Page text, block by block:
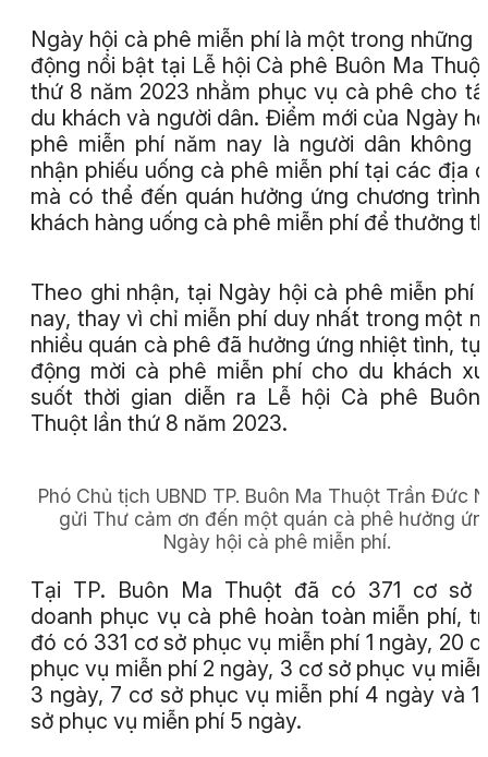
Ngày hội cà phê miễn phí là một trong những
động nổi bật tại Lễ hội Cà phê Buôn Ma
thứ 8 năm 2023 nhằm phục vụ cà phê cho
du khách và người dân. Điểm mới của Ngày
phê miễn phí năm nay là người dân không
nhận phiếu uống cà phê miễn phí tại các địa
mà có thể đến quán hưởng ứng chương trình
khách hàng uống cà phê miễn phí để thưởng
Theo ghi nhận, tại Ngày hội cà phê miễn phí
nay, thay vì chỉ miễn phí duy nhất trong một
nhiều quán cà phê đã hưởng ứng nhiệt tình, tự
động mời cà phê miễn phí cho du khách
suốt thời gian diễn ra Lễ hội Cà phê Buôn
Thuột lần thứ 8 năm 2023.
Phó Chủ tịch UBND TP. Buôn Ma Thuột Trần Đức
gửi Thư cảm ơn đến một quán cà phê hưởng
Ngày hội cà phê miễn phí.
Tại TP. Buôn Ma Thuột đã có 371 cơ sở
doanh phục vụ cà phê hoàn toàn miễn phí,
đó có 331 cơ sở phục vụ miễn phí 1 ngày, 20
phục vụ miễn phí 2 ngày, 3 cơ sở phục vụ
3 ngày, 7 cơ sở phục vụ miễn phí 4 ngày và
sở phục vụ miễn phí 5 ngày.